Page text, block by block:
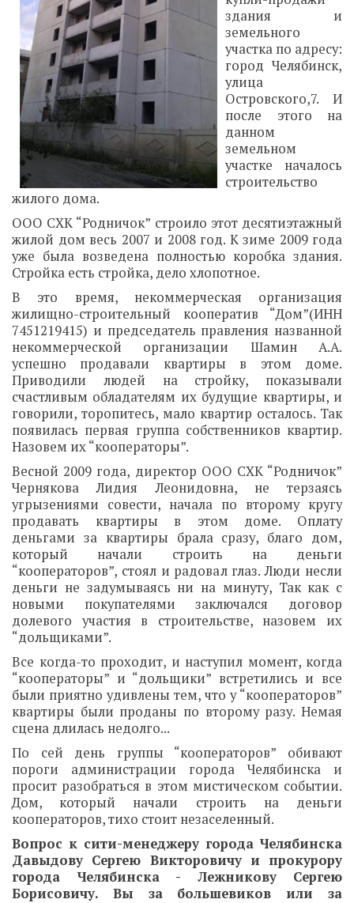
здания и
земельного
участка по адресу:
город Челябинск,
улица
Островского,7. И
после этого на
данном
земельном
участке началось
строительство
жилого дома.
ООО СХК “Родничок” строило этот десятиэтажный
жилой дом весь 2007 и 2008 год. К зиме 2009 года
уже была возведена полностью коробка здания.
Стройка есть стройка, дело хлопотное.
В это время, некоммерческая организация
жилищно-строительный кооператив “Дом”(ИНН
7451219415) и председатель правления названной
некоммерческой организации Шамин А.А.
успешно продавали квартиры в этом доме.
Приводили людей на стройку, показывали
счастливым обладателям их будущие квартиры, и
говорили, торопитесь, мало квартир осталось. Так
появилась первая группа собственников квартир.
Назовем их “кооператоры”.
Весной 2009 года, директор ООО СХК “Родничок”
Чернякова Лидия Леонидовна, не терзаясь
угрызениями совести, начала по второму кругу
продавать квартиры в этом доме. Оплату
деньгами за квартиры брала сразу, благо дом,
который начали строить на деньги
“кооператоров”, стоял и радовал глаз. Люди несли
деньги не задумываясь ни на минуту, Так как с
новыми покупателями заключался договор
долевого участия в строительстве, назовем их
“дольщиками”.
Все когда-то проходит, и наступил момент, когда
“кооператоры” и “дольщики” встретились и все
были приятно удивлены тем, что у “кооператоров”
квартиры были проданы по второму разу. Немая
сцена длилась недолго...
По сей день группы “кооператоров” обивают
пороги администрации города Челябинска и
просит разобраться в этом мистическом событии.
Дом, который начали строить на деньги
кооператоров, тихо стоит незаселенный.
Вопрос к сити-менеджеру города Челябинска
Давыдову Сергею Викторовичу и прокурору
города Челябинска - Лежникову Сергею
Борисовичу. Вы за большевиков или за